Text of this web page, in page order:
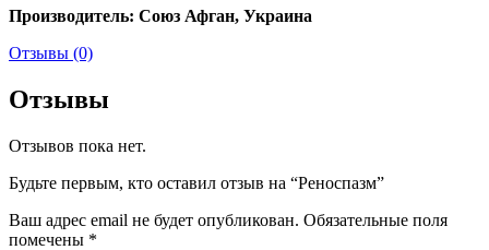
Производитель: Союз Афган, Украина
Отзывы (0)
Отзывы
Отзывов пока нет.
Будьте первым, кто оставил отзыв на “Реноспазм”
Ваш адрес email не будет опубликован. Обязательные поля
помечены *